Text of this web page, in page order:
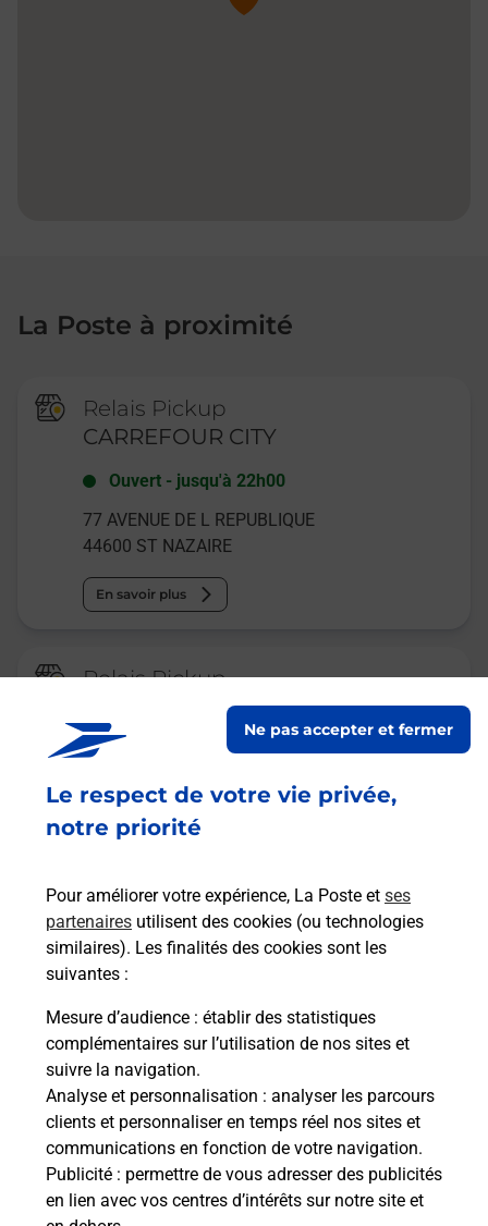
Le respect de votre vie privée,
notre priorité
Pour améliorer votre expérience, La Poste et ses
partenaires utilisent des cookies (ou technologies
similaires). Les finalités des cookies sont les
suivantes :
Mesure d’audience : établir des statistiques
complémentaires sur l’utilisation de nos sites et
suivre la navigation.
Analyse et personnalisation : analyser les parcours
clients et personnaliser en temps réel nos sites et
communications en fonction de votre navigation.
Publicité : permettre de vous adresser des publicités
en lien avec vos centres d’intérêts sur notre site et
Ne pas accepter et fermer
La Poste à proximité
Relais Pickup
CARREFOUR CITY
Ouvert - jusqu'à 22h00
77 AVENUE DE L REPUBLIQUE
44600 ST NAZAIRE
En savoir plus
Relais Pickup
CONSIGNE SPEED QUEEN ST
NAZAIRE
33 RUE DE NORMANDIE
44600
En savoir plus
Malin !
La Poste
en ligne
Ouvert 24h/24
En savoir plus